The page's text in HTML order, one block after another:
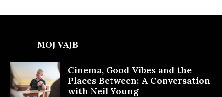
MOJ VAJB
Cinema, Good Vibes and the
Places Between: A Conversation
with Neil Young